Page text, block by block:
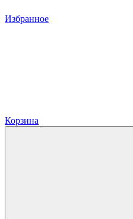
Избранное
Корзина